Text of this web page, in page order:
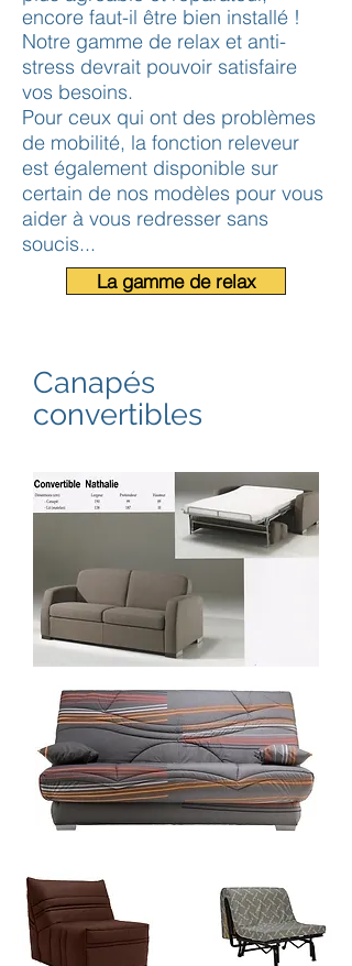
encore faut-il être bien installé !
Notre gamme de relax et anti-
stress devrait pouvoir satisfaire
vos besoins.
Pour ceux qui ont des problèmes
de mobilité, la fonction releveur
est également disponible sur
certain de nos modèles pour vous
aider à vous redresser sans
soucis...
La gamme de relax
Canapés
convertibles